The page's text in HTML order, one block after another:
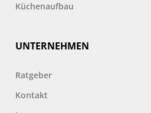
Küchenaufbau
UNTERNEHMEN
Ratgeber
Kontakt